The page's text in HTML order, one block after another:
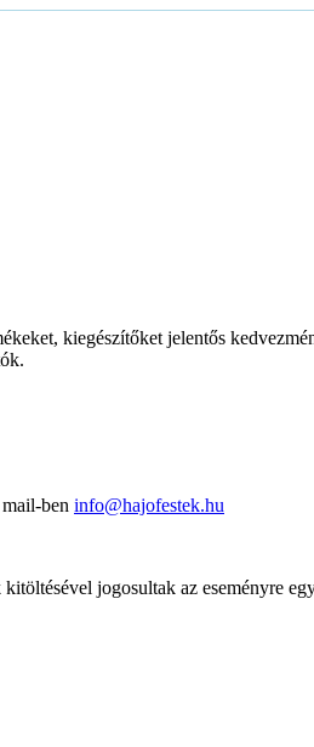
kiegészítőket jelentős
ben info@hajofestek.hu
jogosultak az eseményre